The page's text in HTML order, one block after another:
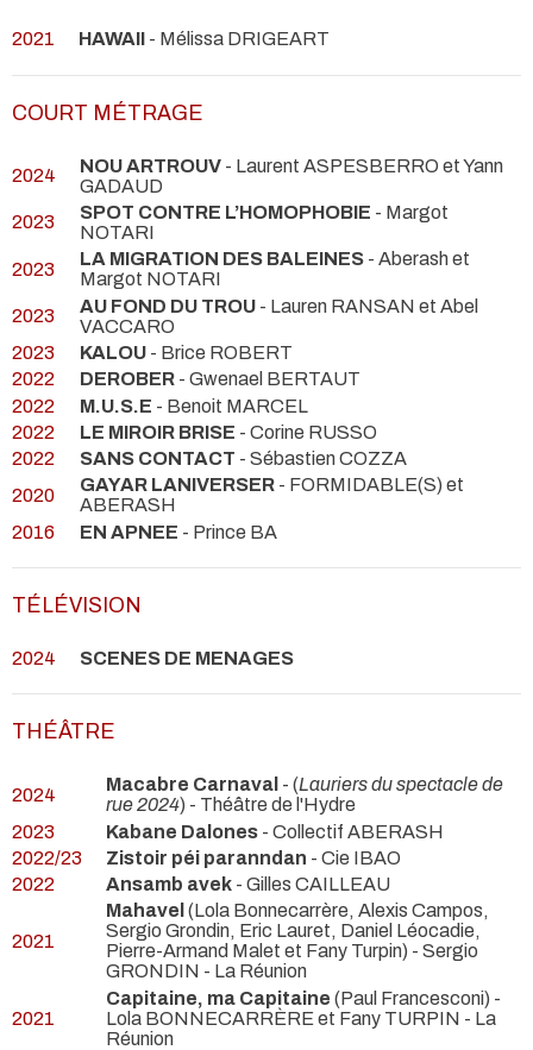
2021 HAWAII - Mélissa DRIGEART
COURT MÉTRAGE
2024 NOU ARTROUV - Laurent ASPESBERRO et Yann
GADAUD
2023
SPOT CONTRE L’HOMOPHOBIE - Margot
NOTARI
2023
LA MIGRATION DES BALEINES - Aberash et
Margot NOTARI
2023
AU FOND DU TROU - Lauren RANSAN et Abel
VACCARO
2023
KALOU - Brice ROBERT
2022
DEROBER - Gwenael BERTAUT
2022
M.U.S.E - Benoit MARCEL
2022
LE MIROIR BRISE - Corine RUSSO
2022
SANS CONTACT - Sébastien COZZA
2020
GAYAR LANIVERSER - FORMIDABLE(S) et
ABERASH
2016
EN APNEE - Prince BA
TÉLÉVISION
2024 SCENES DE MENAGES
THÉÂTRE
2024 Macabre Carnaval - (Lauriers du spectacle de
rue 2024) - Théâtre de l'Hydre
2023
Kabane Dalones - Collectif ABERASH
2022/23
Zistoir péi paranndan - Cie IBAO
2022
Ansamb avek - Gilles CAILLEAU
2021
Mahavel (Lola Bonnecarrère, Alexis Campos,
Sergio Grondin, Eric Lauret, Daniel Léocadie,
Pierre-Armand Malet et Fany Turpin) - Sergio
GRONDIN - La Réunion
2021
Capitaine, ma Capitaine (Paul Francesconi) -
Lola BONNECARRÈRE et Fany TURPIN - La
Réunion